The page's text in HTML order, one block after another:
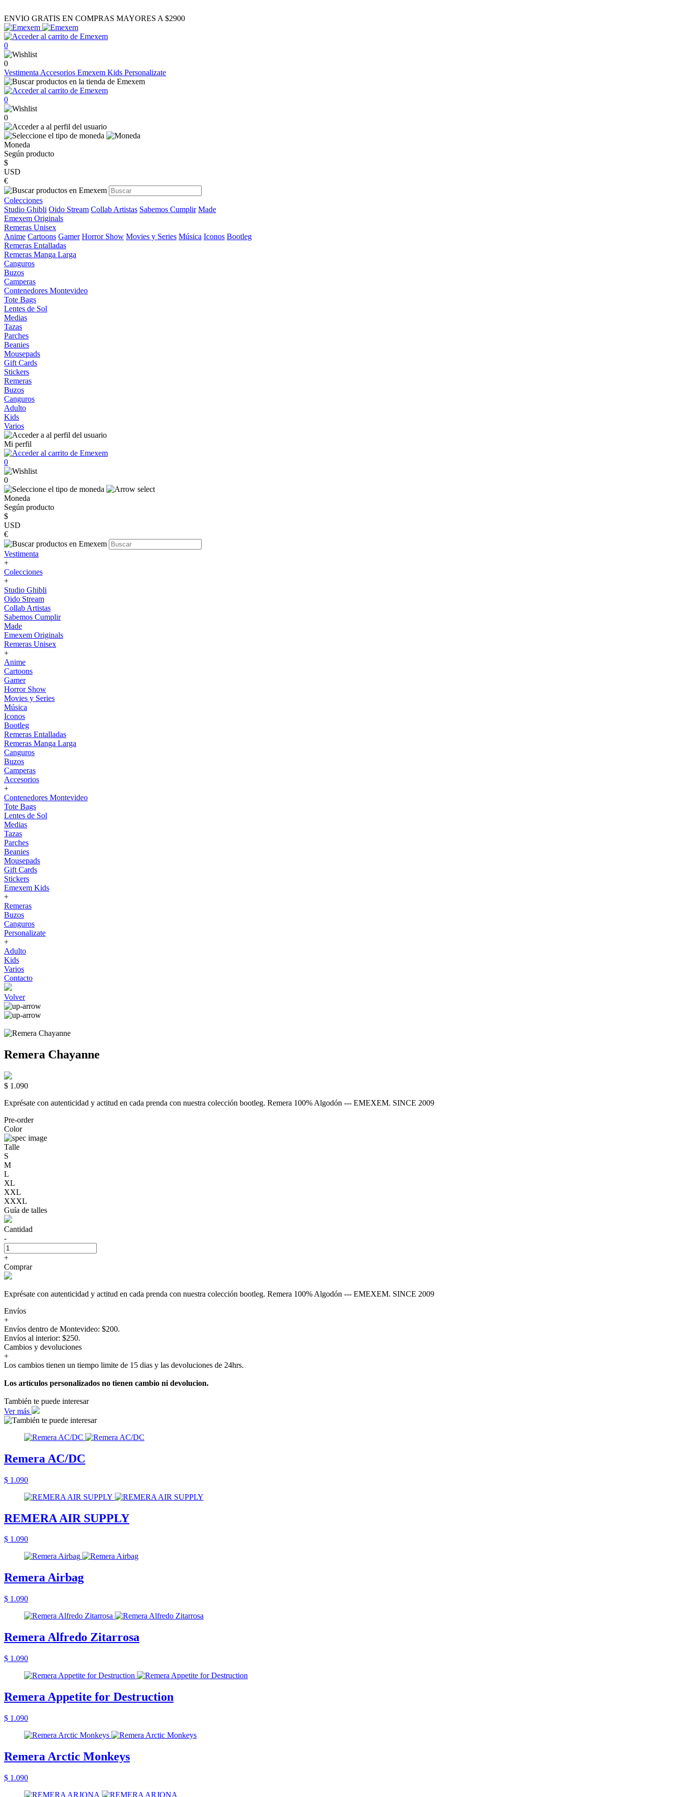
ENVIO GRATIS EN COMPRAS MAYORES A $2900
0
0
Vestimenta Accesorios Emexem Kids Personalizate
0
0
Moneda
Según producto
$
USD
€
Colecciones
Studio Ghibli Oido Stream Collab Artistas Sabemos Cumplir Made
Emexem Originals
Remeras Unisex
Anime Cartoons Gamer Horror Show Movies y Series Música Iconos Bootleg
Remeras Entalladas
Remeras Manga Larga
Canguros
Buzos
Camperas
Contenedores Montevideo
Tote Bags
Lentes de Sol
Medias
Tazas
Parches
Beanies
Mousepads
Gift Cards
Stickers
Remeras
Buzos
Canguros
Adulto
Kids
Varios
Mi perfil
0
0
Moneda
Según producto
$
USD
€
Vestimenta
+
Colecciones
+
Studio Ghibli
Oido Stream
Collab Artistas
Sabemos Cumplir
Made
Emexem Originals
Remeras Unisex
+
Anime
Cartoons
Gamer
Horror Show
Movies y Series
Música
Iconos
Bootleg
Remeras Entalladas
Remeras Manga Larga
Canguros
Buzos
Camperas
Accesorios
+
Contenedores Montevideo
Tote Bags
Lentes de Sol
Medias
Tazas
Parches
Beanies
Mousepads
Gift Cards
Stickers
Emexem Kids
+
Remeras
Buzos
Canguros
Personalizate
+
Adulto
Kids
Varios
Contacto
Volver
Remera Chayanne
$ 1.090
Exprésate con autenticidad y actitud en cada prenda con nuestra colección bootleg. Remera 100% Algodón --- EMEXEM. SINCE 2009
Pre-order
Color
Talle
S
M
L
XL
XXL
XXXL
Guía de talles
Cantidad
-
+
Comprar
Exprésate con autenticidad y actitud en cada prenda con nuestra colección bootleg. Remera 100% Algodón --- EMEXEM. SINCE 2009
Envíos
+
Envíos dentro de Montevideo: $200.
Envíos al interior: $250.
Cambios y devoluciones
+
Los cambios tienen un tiempo limite de 15 dias y las devoluciones de 24hrs.
Los artículos personalizados no tienen cambio ni devolucion.
También te puede interesar
Ver más
Remera AC/DC
$ 1.090
REMERA AIR SUPPLY
$ 1.090
Remera Airbag
$ 1.090
Remera Alfredo Zitarrosa
$ 1.090
Remera Appetite for Destruction
$ 1.090
Remera Arctic Monkeys
$ 1.090